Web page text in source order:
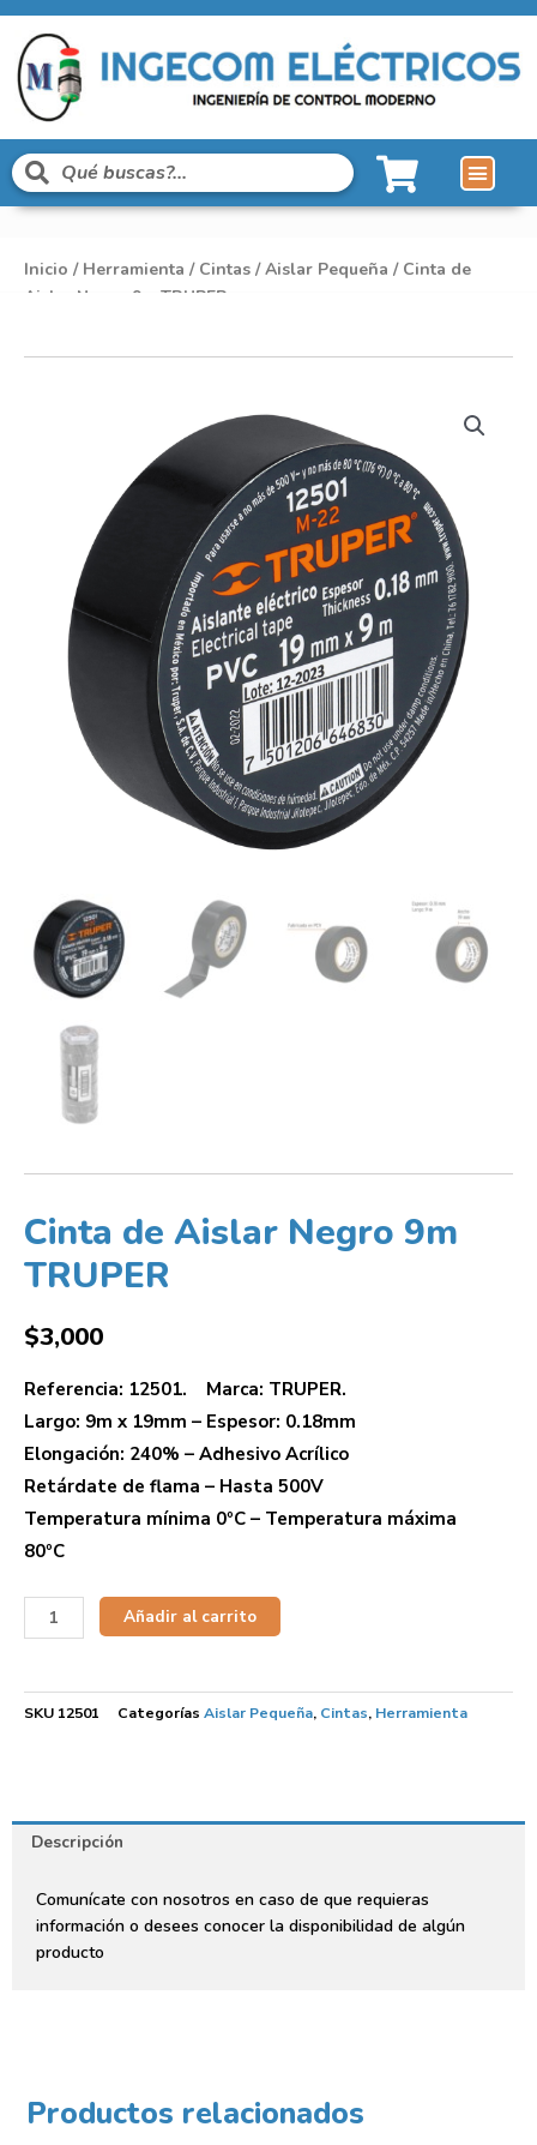
Inicio / Herramienta / Cintas /Aislar Pequeña / Cinta de
Aislar Negro 9m TRUPER
Cinta de Aislar Negro 9m
TRUPER
$3,000
Referencia: 12501. Marca: TRUPER.
Largo: 9m x 19mm – Espesor: 0.18mm
Elongación: 240% – Adhesivo Acrílico
Retárdate de flama – Hasta 500V
Temperatura mínima 0ºC – Temperatura máxima
80ºC
Añadir al carrito
SKU 12501 Categorías Aislar Pequeña, Cintas, Herramienta
Descripción
Comunícate con nosotros en caso de que requieras
información o desees conocer la disponibilidad de algún
producto
Productos relacionados